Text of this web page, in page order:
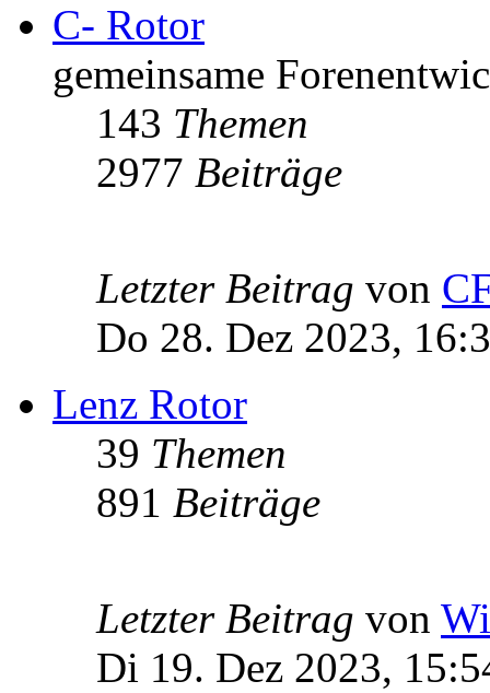
C- Rotor
gemeinsame
143 Themen
2977 Beiträge
Letzter Beitrag von
Do 28. Dez 2023,
Lenz Rotor
39 Themen
891 Beiträge
Letzter Beitrag von
Di 19. Dez 2023,